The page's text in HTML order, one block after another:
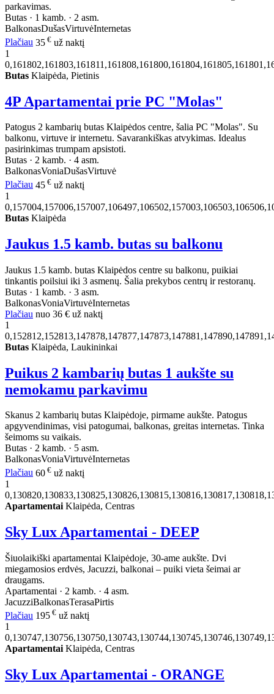
parkavimas.
Butas · 1 kamb. · 2 asm.
BalkonasDušasVirtuvėInternetas
Plačiau 35 € už naktį
1
Butas Klaipėda, Pietinis
4P Apartamentai prie PC "Molas"
Patogus 2 kambarių butas Klaipėdos centre, šalia PC "Molas". Su
balkonu, virtuve ir internetu. Savarankiškas atvykimas. Idealus
pasirinkimas trumpam apsistoti.
Butas · 2 kamb. · 4 asm.
BalkonasVoniaDušasVirtuvė
Plačiau 45 € už naktį
1
Butas Klaipėda
Jaukus 1.5 kamb. butas su balkonu
Jaukus 1.5 kamb. butas Klaipėdos centre su balkonu, puikiai
tinkantis poilsiui iki 3 asmenų. Šalia prekybos centrų ir restoranų.
Butas · 1 kamb. · 3 asm.
BalkonasVoniaVirtuvėInternetas
Plačiau nuo 36 € už naktį
1
Butas Klaipėda, Laukininkai
Puikus 2 kambarių butas 1 aukšte su
nemokamu parkavimu
Skanus 2 kambarių butas Klaipėdoje, pirmame aukšte. Patogus
apgyvendinimas, visi patogumai, balkonas, greitas internetas. Tinka
šeimoms su vaikais.
Butas · 2 kamb. · 5 asm.
BalkonasVoniaVirtuvėInternetas
Plačiau 60 € už naktį
1
Apartamentai Klaipėda, Centras
Sky Lux Apartamentai - DEEP
Šiuolaikiški apartamentai Klaipėdoje, 30-ame aukšte. Dvi
miegamosios erdvės, Jacuzzi, balkonai – puiki vieta šeimai ar
draugams.
Apartamentai · 2 kamb. · 4 asm.
JacuzziBalkonasTerasaPirtis
Plačiau 195 € už naktį
1
Apartamentai Klaipėda, Centras
Sky Lux Apartamentai - ORANGE